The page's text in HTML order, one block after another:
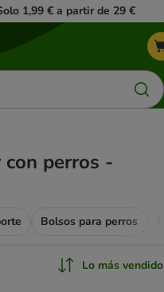
1,99 € a partir de 29 €
con perros -
Bolsos para perros
Lo más vendido